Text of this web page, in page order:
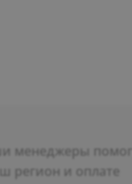
менеджеры
регион и оплате